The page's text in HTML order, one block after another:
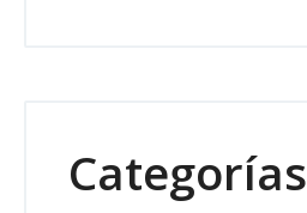
Categorías